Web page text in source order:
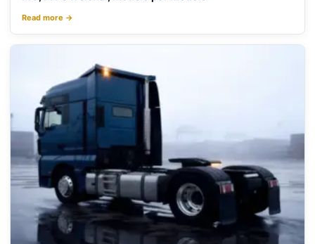
Read more →